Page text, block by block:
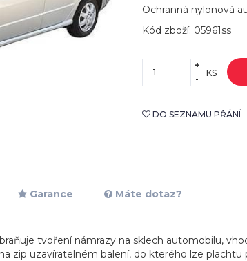
Ochranná nylonová
Kód zboží: 05961ss
+
-
KS
DO SEZNAMU PŘÁNÍ
Garance Máte dotaz?
tvoření námrazy na sklech automobilu,
zip uzavíratelném balení, do kterého lze plachtu